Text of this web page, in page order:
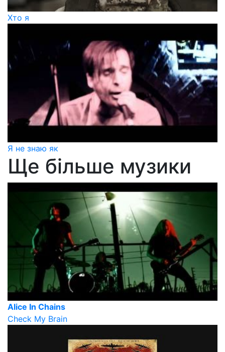
Хто я
Я не знаю як
Ще більше музики
Alice In Chains
Check My Brain